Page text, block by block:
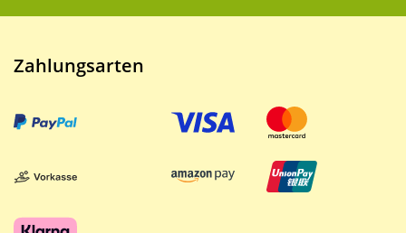
Zahlungsarten